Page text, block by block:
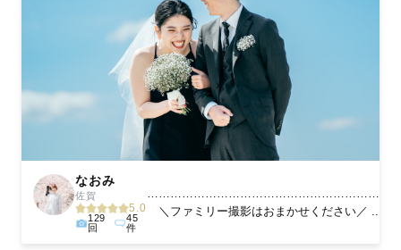
なおみ
佐賀
5.0
129
回
45
件
＼ファミリー撮影はおまかせください／ ...